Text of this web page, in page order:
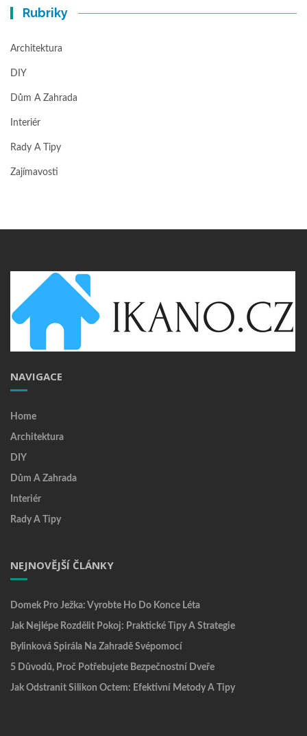
Rubriky
Architektura
DIY
Dům A Zahrada
Interiér
Rady A Tipy
Zajímavosti
NAVIGACE
Home
Architektura
DIY
Dům A Zahrada
Interiér
Rady A Tipy
NEJNOVĚJŠÍ ČLÁNKY
Domek Pro Ježka: Vyrobte Ho Do Konce Léta
Jak Nejlépe Rozdělit Pokoj: Praktické Tipy A Strategie
Bylinková Spirála Na Zahradě Svépomocí
5 Důvodů, Proč Potřebujete Bezpečnostní Dveře
Jak Odstranit Silikon Octem: Efektivní Metody A Tipy